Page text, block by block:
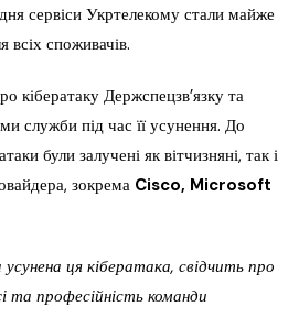
сервіси Укртелекому стали майже
споживачів.
кібератаку Держспецзв’язку та
служби під час її усунення. До
були залучені як вітчизняні, так і
зокрема Cisco, Microsoft
ця кібератака, свідчить про
та професійність команди